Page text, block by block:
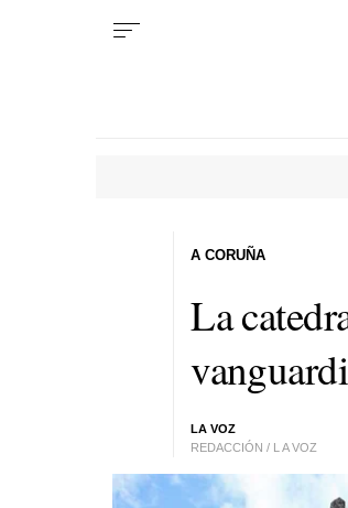
La
LA VOZ
REDACCIÓN / L A VOZ
A CORUÑA